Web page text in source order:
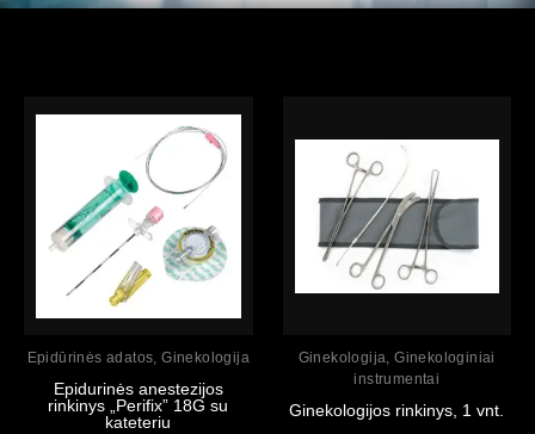
Epidūrinės adatos,Ginekologija
Epidurinės anestezijos
rinkinys „Perifix” 18G su
kateteriu
Ginekologija,Ginekologiniai
instrumentai
Ginekologijos rinkinys, 1 vnt.